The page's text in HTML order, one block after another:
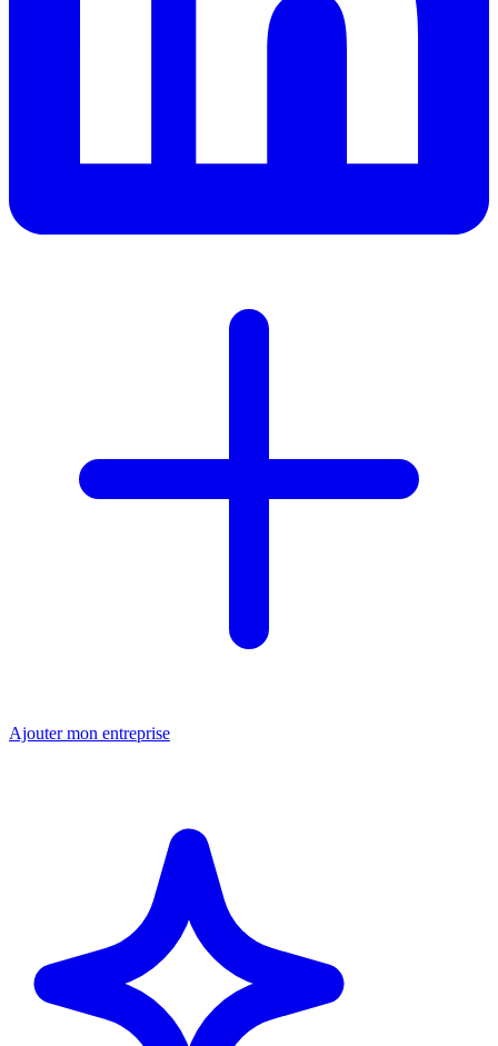
Ajouter mon entreprise